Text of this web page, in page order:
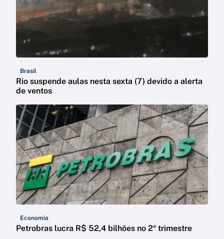
Brasil
Rio suspende aulas nesta sexta (7) devido a alerta
de ventos
Economia
Petrobras lucra R$ 52,4 bilhões no 2º trimestre